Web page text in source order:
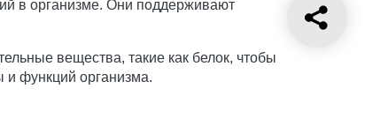
в организме. Они поддерживают
вещества, такие как белок, чтобы
функций организма.